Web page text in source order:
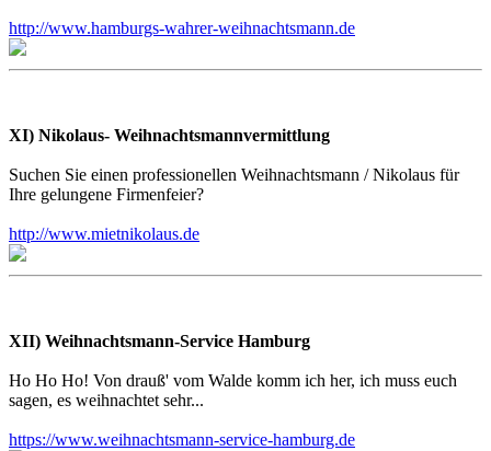
http://www.hamburgs-wahrer-weihnachtsmann.de
XI) Nikolaus- Weihnachtsmannvermittlung
Suchen Sie einen professionellen Weihnachtsmann / Nikolaus für
Ihre gelungene Firmenfeier?
http://www.mietnikolaus.de
XII) Weihnachtsmann-Service Hamburg
Ho Ho Ho! Von drauß' vom Walde komm ich her, ich muss euch
sagen, es weihnachtet sehr...
https://www.weihnachtsmann-service-hamburg.de